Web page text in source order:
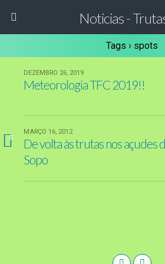
Noticias -
Tags › spots
DEZEMBRO 26, 2019
Meteorologia TFC 2019!!
5
MARÇO 16, 2012
De volta às trutas nos açudes
Sopo